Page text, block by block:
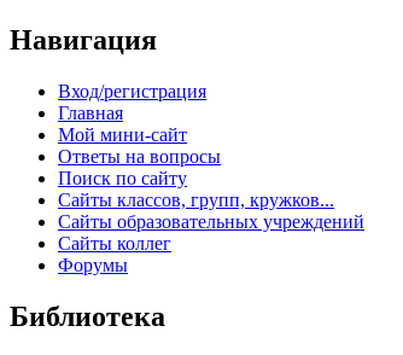
Навигация
Вход/регистрация
Главная
Мой мини-сайт
Ответы на вопросы
Поиск по сайту
Сайты классов, групп, кружков...
Сайты образовательных учреждений
Сайты коллег
Форумы
Библиотека